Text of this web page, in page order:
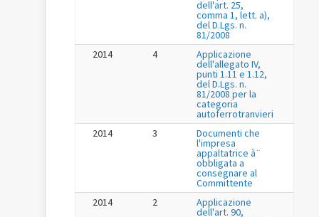
dell'art. 25,
comma 1, lett. a),
del D.Lgs. n.
81/2008
2014
4 Applicazione
dell'allegato IV,
punti 1.11 e 1.12,
del D.Lgs. n.
81/2008 per la
categoria
autoferrotranvieri
2014
3 Documenti che
l'impresa
appaltatrice à¨
obbligata a
consegnare al
Committente
2014
2 Applicazione
dell'art. 90,